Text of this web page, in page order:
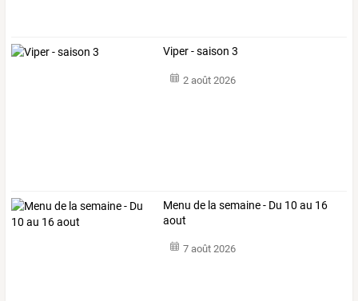
Viper - saison 3
2 août 2026
Menu de la semaine - Du 10 au 16
aout
7 août 2026